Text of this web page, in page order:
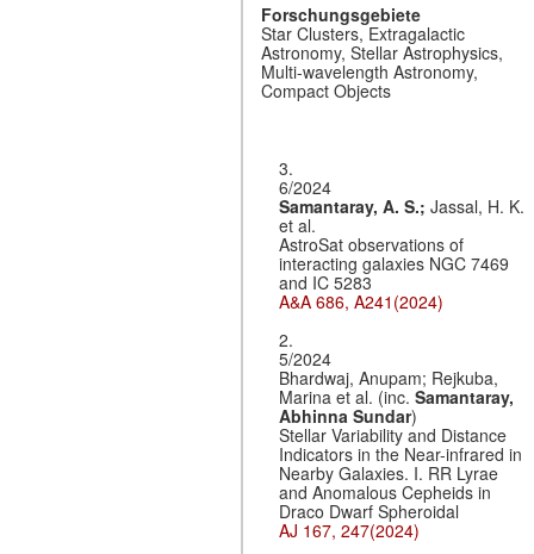
Forschungsgebiete
Star Clusters, Extragalactic
Astronomy, Stellar Astrophysics,
Multi-wavelength Astronomy,
Compact Objects
3.
6/2024
Samantaray, A. S.; Jassal, H. K.
et al.
AstroSat observations of
interacting galaxies NGC 7469
and IC 5283
A&A 686, A241(2024)
2.
5/2024
Bhardwaj, Anupam; Rejkuba,
Marina et al. (inc. Samantaray,
Abhinna Sundar)
Stellar Variability and Distance
Indicators in the Near-infrared in
Nearby Galaxies. I. RR Lyrae
and Anomalous Cepheids in
Draco Dwarf Spheroidal
AJ 167, 247(2024)